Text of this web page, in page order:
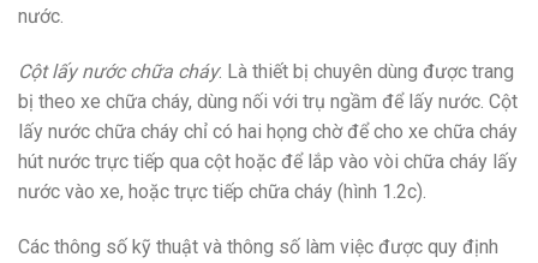
nước.
Cột lấy nước chữa cháy: Là thiết bị chuyên dùng được trang
bị theo xe chữa cháy, dùng nối với trụ ngầm để lấy nước. Cột
lấy nước chữa cháy chỉ có hai họng chờ để cho xe chữa cháy
hút nước trực tiếp qua cột hoặc để lắp vào vòi chữa cháy lấy
nước vào xe, hoặc trực tiếp chữa cháy (hình 1.2c).
Các thông số kỹ thuật và thông số làm việc được quy định